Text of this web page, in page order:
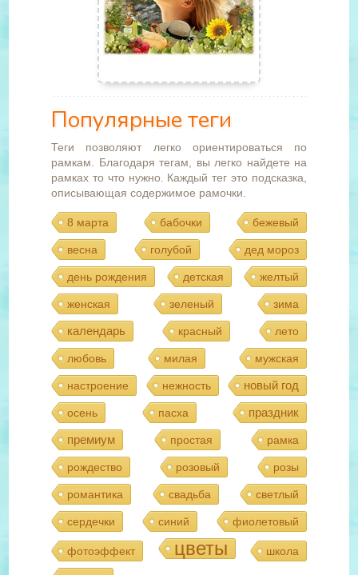
Популярные теги
Теги позволяют легко ориентироваться по
рамкам. Благодаря тегам, вы легко найдете на
рамках то что нужно. Каждый тег это подсказка,
описывающая содержимое рамочки.
8 марта бабочки бежевый
весна голубой дед мороз
день рождения детская желтый
женская зеленый зима
календарь красный лето
любовь милая мужская
настроение нежность новый год
осень пасха
праздник
премиум
простая рамка
рождество розовый розы
романтика свадьба светлый
сердечки синий фиолетовый
фотоэффект цветы школа